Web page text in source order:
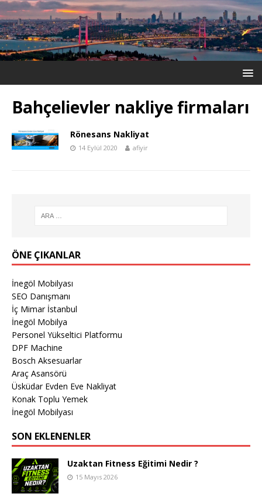
Bahçelievler nakliye firmaları
Rönesans Nakliyat
14 Eylül 2020 afiyir
ÖNE ÇIKANLAR
İnegöl Mobilyası
SEO Danışmanı
İç Mimar İstanbul
İnegöl Mobilya
Personel Yükseltici Platformu
DPF Machine
Bosch Aksesuarlar
Araç Asansörü
Üsküdar Evden Eve Nakliyat
Konak Toplu Yemek
İnegöl Mobilyası
SON EKLENENLER
Uzaktan Fitness Eğitimi Nedir ?
15 Mayıs 2026